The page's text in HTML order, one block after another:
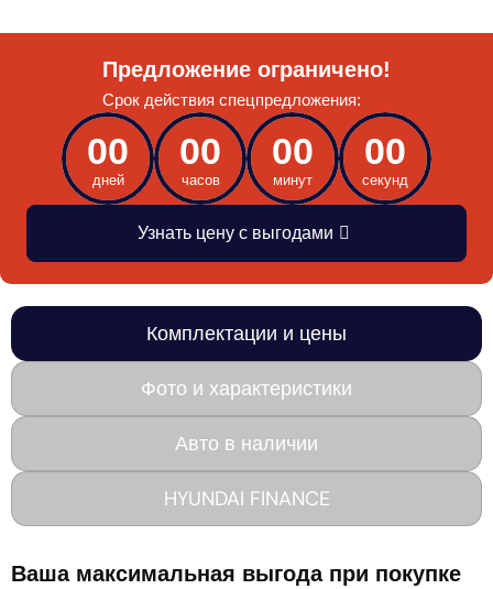
Предложение ограничено!
Срок действия спецпредложения:
00
дней
00
часов
00
минут
00
секунд
Узнать цену с выгодами
Комплектации и цены
Фото и характеристики
Авто в наличии
HYUNDAI FINANCE
Ваша максимальная выгода при покупке